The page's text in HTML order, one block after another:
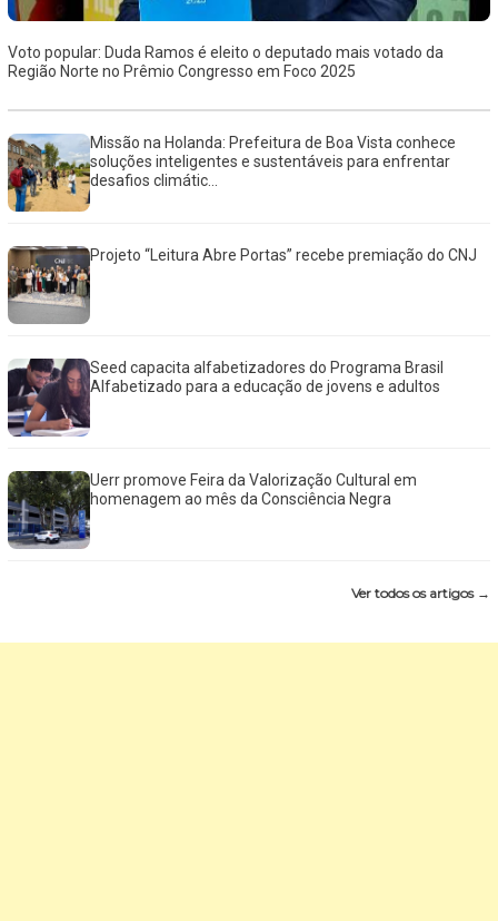
Voto popular: Duda Ramos é eleito o deputado mais votado da
Região Norte no Prêmio Congresso em Foco 2025
Missão na Holanda: Prefeitura de Boa Vista conhece
soluções inteligentes e sustentáveis para enfrentar
desafios climátic...
Projeto “Leitura Abre Portas” recebe premiação do CNJ
Seed capacita alfabetizadores do Programa Brasil
Alfabetizado para a educação de jovens e adultos
Uerr promove Feira da Valorização Cultural em
homenagem ao mês da Consciência Negra
Ver todos os artigos →